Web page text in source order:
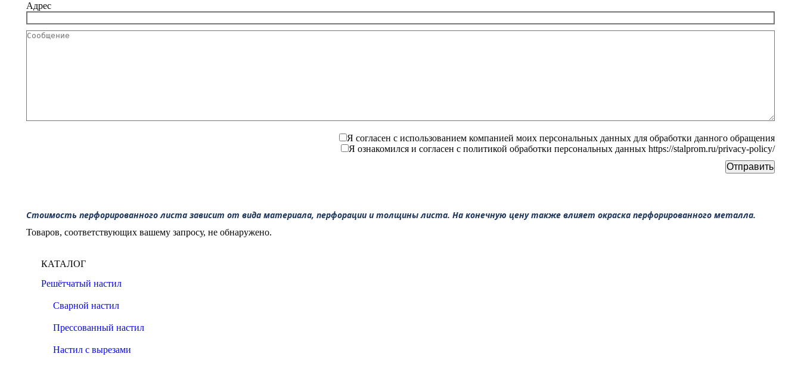
Адрес
Я согласен с использованием компанией моих персональных данных для обработки данного обращения
Я ознакомился и согласен с политикой обработки персональных данных https://stalprom.ru/privacy-policy/
Стоимость перфорированного листа зависит от вида материала, перфорации и толщины листа. На конечную цену также влияет окраска перфорированного металла.
Товаров, соответствующих вашему запросу, не обнаружено.
КАТАЛОГ
Решётчатый настил
Сварной настил
Прессованный настил
Настил с вырезами